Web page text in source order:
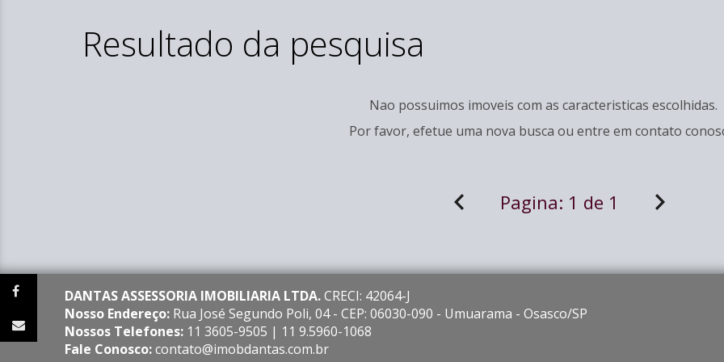
Resultado da pesquisa
Nao possuimos imoveis com as caracteristicas escolhidas.
Por favor, efetue uma nova busca ou entre em contato
Pagina: 1 de 1
DANTAS ASSESSORIA IMOBILIARIA LTDA.CRECI: 42064-J
Nosso Endereço: Rua José Segundo Poli, 04 - CEP: 06030-090 - Umuarama - Osasco/SP
Nossos Telefones: 11 3605-9505 | 11 9.5960-1068
Fale Conosco:contato@imobdantas.com.br